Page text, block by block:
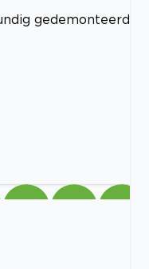
gedemonteerd